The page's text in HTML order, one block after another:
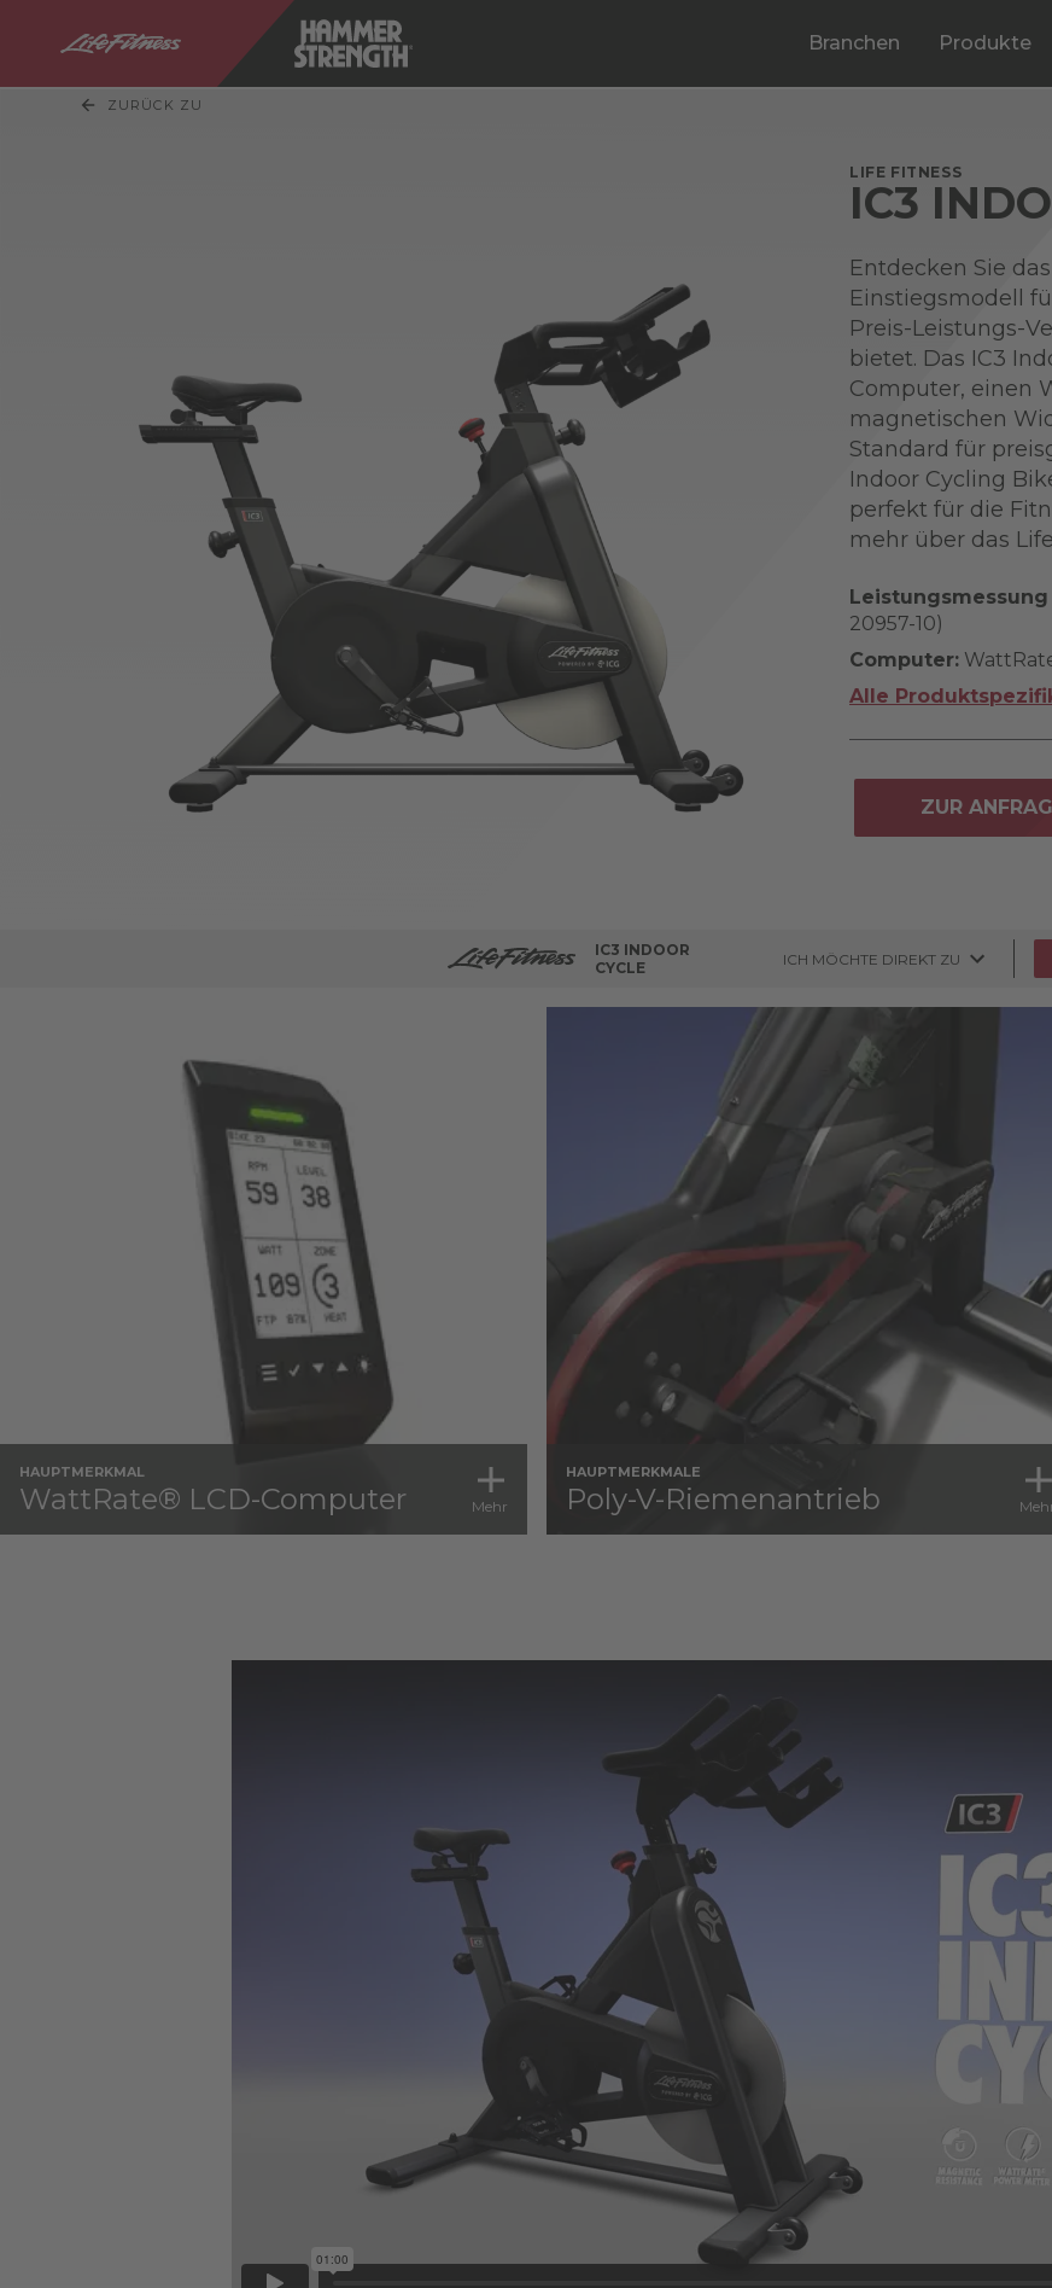
Branchen Produkte
ZURÜCK ZU
LIFE FITNESS
IC3
Entdecken Sie
Einstiegsmodell
Preis-Leistungs-
bietet. Das IC3
Computer, einen
magnetischen
Standard für
Indoor Cycling
perfekt für die
mehr über das
20957-10)
Computer:
Alle
ZUR
IC3 INDOOR
CYCLE
ICH MÖCHTE DIREKT ZU
HAUPTMERKMAL
WattRate® LCD-Computer Mehr
HAUPTMERKMALE
Poly-V-Riemenantrieb